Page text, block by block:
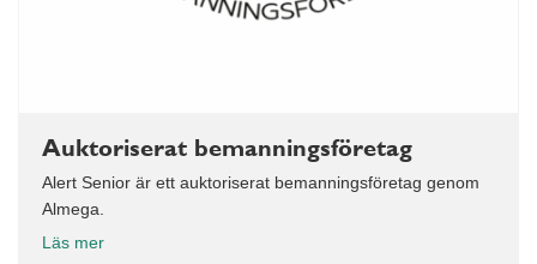
Auktoriserat bemanningsföretag
Alert Senior är ett auktoriserat bemanningsföretag genom
Almega.
Läs mer